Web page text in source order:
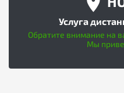
Услуга
Обратите внимание на
Мы